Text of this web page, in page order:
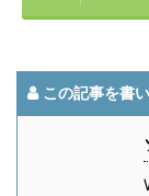
この記事を書